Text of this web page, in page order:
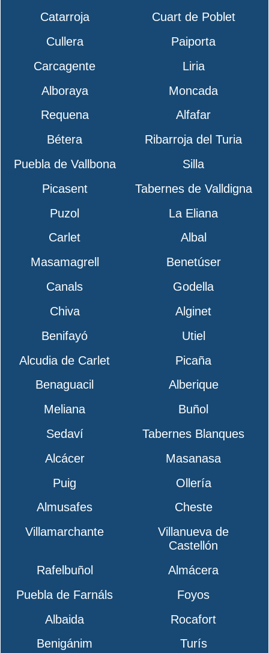
Catarroja
Cuart de Poblet
Cullera
Paiporta
Carcagente
Liria
Alboraya
Moncada
Requena
Alfafar
Bétera
Ribarroja del Turia
Puebla de Vallbona
Silla
Picasent
Tabernes de Valldigna
Puzol
La Eliana
Carlet
Albal
Masamagrell
Benetúser
Canals
Godella
Chiva
Alginet
Benifayó
Utiel
Alcudia de Carlet
Picaña
Benaguacil
Alberique
Meliana
Buñol
Sedaví
Tabernes Blanques
Alcácer
Masanasa
Puig
Ollería
Almusafes
Cheste
Villamarchante
Villanueva de
Castellón
Rafelbuñol
Almácera
Puebla de Farnáls
Foyos
Albaida
Rocafort
Benigánim
Turís